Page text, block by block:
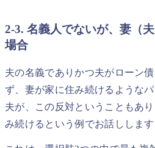
2-3. 名義人でないが、妻（
場合
夫の名義でありかつ夫がローン
ず、妻が家に住み続けるような
夫が、この反対ということもあ
み続けるという例でお話しします